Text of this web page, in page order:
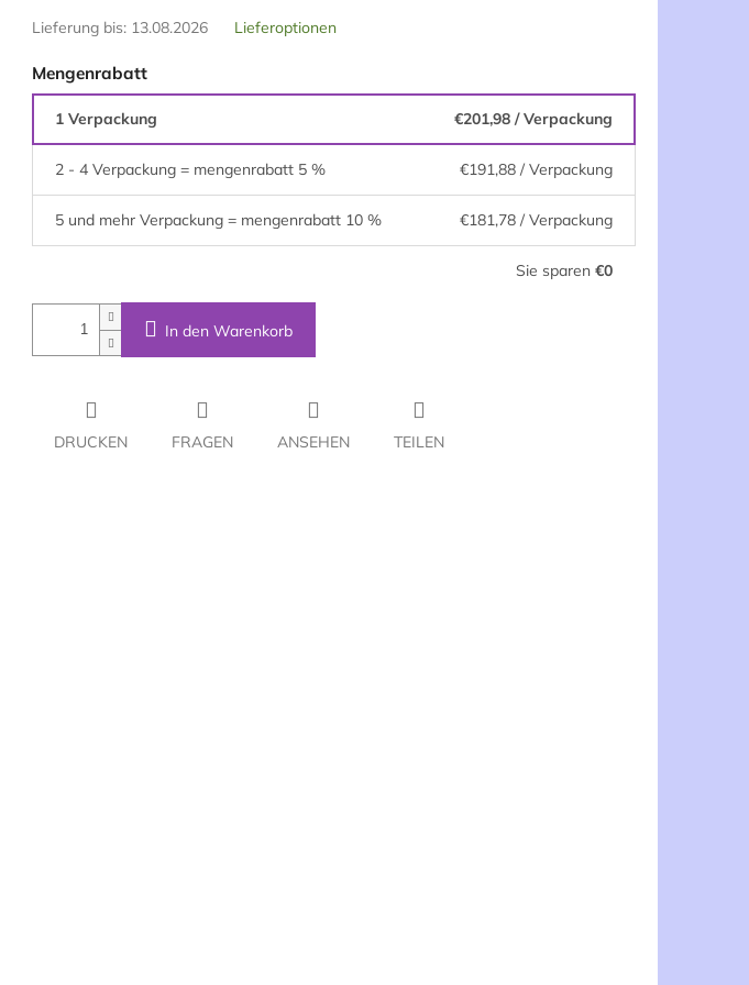
Lieferung bis: 13.08.2026 Lieferoptionen
Mengenrabatt
1 Verpackung €201,98 / Verpackung
2 - 4 Verpackung = mengenrabatt 5 % €191,88 / Verpackung
5 und mehr Verpackung = mengenrabatt 10 % €181,78 / Verpackung
Sie sparen €0
In den Warenkorb
DRUCKEN FRAGEN ANSEHEN TEILEN